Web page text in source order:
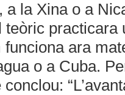
a la Xina o a
teòric practicara
ara
o a Cuba.